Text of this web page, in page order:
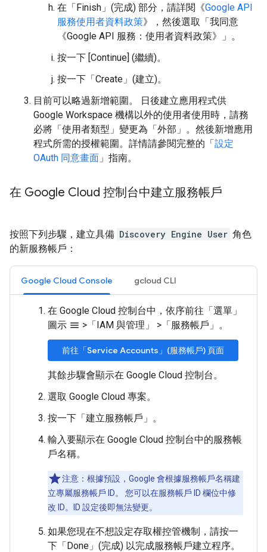
在「Finish」(完成) 部分，請詳閱《Google API
服務使用者資料政策》，然後選取「我同意
《Google API 服務：使用者資料政策》」 。
按一下 [Continue] (繼續)。
按一下「Create」(建立)。
目前可以略過新增範圍。 日後建立應用程式供
Google Workspace 機構以外的使用者使用時，請務
必將「使用者類型」 變更為「外部」 。然後新增應用
程式所需的授權範圍。詳情請參閱完整的「設定
OAuth 同意畫面 」指南。
在 Google Cloud 控制台中建立服務帳戶
按照下列步驟，建立具備 Discovery Engine User 角色
的新服務帳戶：
Google Cloud Console gcloud CLI
在 Google Cloud 控制台中，依序前往「選單」
圖示 menu > 「IAM 與管理」 > 「服務帳戶」 。
前往「Service Accounts」(服務帳戶) 頁面
其餘步驟會顯示在 Google Cloud 控制台。
選取 Google Cloud 專案。
按一下「建立服務帳戶」 。
輸入要顯示在 Google Cloud 控制台中的服務帳
戶名稱。
注意：根據預設，Google 會根據服務帳戶名稱建
立專屬服務帳戶 ID。 您可以在服務帳戶 ID 欄位中修
改 ID。ID 設定後即無法變更。
如果您現在不想設定存取權控管機制，請按一
下「Done」(完成) 以完成服務帳戶建立程序。